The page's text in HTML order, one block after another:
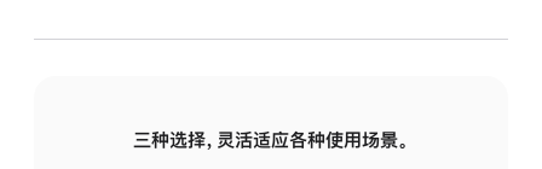
三种选择，灵活适应各种使用场景。